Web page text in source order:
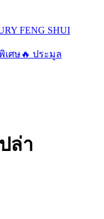
FENG SHUI
เศษ 🔥 ประมูล
ล่า